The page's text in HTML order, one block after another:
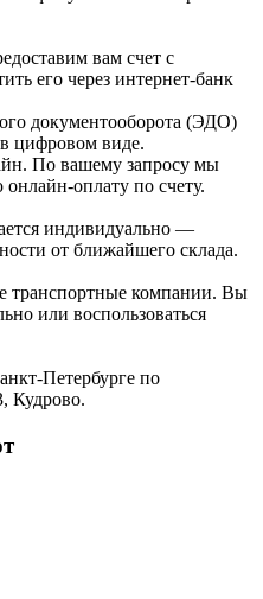
вам счет с
его через интернет-банк
документооборота (ЭДО)
цифровом виде.
По вашему запросу мы
оплату по счету.
индивидуально —
от ближайшего склада.
транспортные компании. Вы
или воспользоваться
Петербурге по
Кудрово.